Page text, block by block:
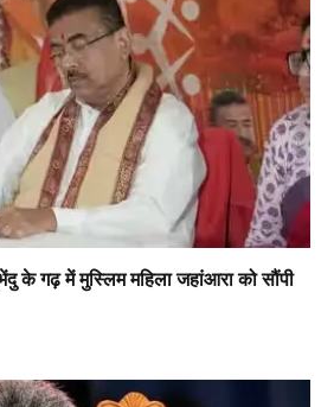
के गढ़ में मुस्लिम महिला जहांआरा को सौंपी